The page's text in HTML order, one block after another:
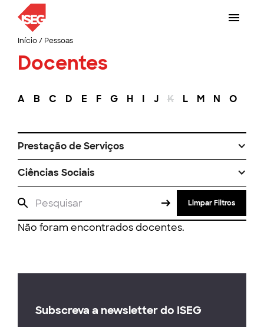
Início/ Pessoas
Docentes
A B C D E F G H I J K L M N O
Prestação de Serviços
Ciências Sociais
Limpar Filtros
Não foram encontrados docentes.
Subscreva a newsletter do ISEG